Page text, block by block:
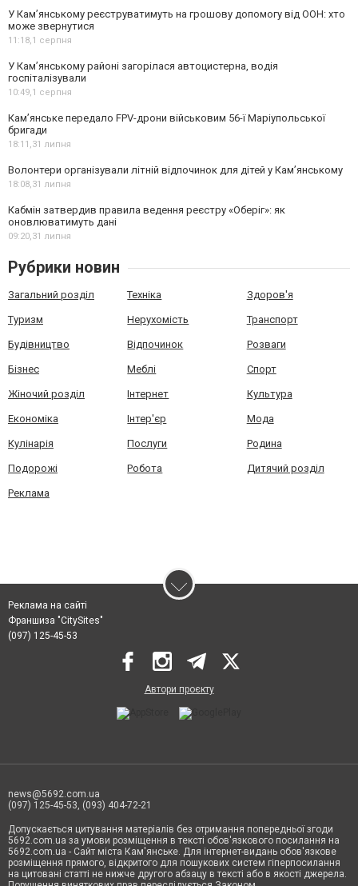
У Кам’янському реєструватимуть на грошову допомогу від ООН: хто
може звернутися
11:18,1 серпня
У Кам’янському районі загорілася автоцистерна, водія
госпіталізували
10:49,1 серпня
Кам’янське передало FPV-дрони військовим 56-ї Маріупольської
бригади
18:11,31 липня
Волонтери організували літній відпочинок для дітей у Кам’янському
18:08,31 липня
Кабмін затвердив правила ведення реєстру «Оберіг»: як
оновлюватимуть дані
09:20,31 липня
Рубрики новин
Загальний розділ Техніка Здоров'я
Туризм Нерухомість Транспорт
Будівництво Відпочинок Розваги
Бізнес Меблі Спорт
Жіночий розділ Інтернет Культура
Економіка Інтер'єр Мода
Кулінарія Послуги Родина
Подорожі Робота Дитячий розділ
Реклама
Реклама на сайті
Франшиза "CitySites"
(097) 125-45-53
Автори проєкту
news@5692.com.ua
(097) 125-45-53, (093) 404-72-21
Допускається цитування матеріалів без отримання попередньої згоди
5692.com.ua за умови розміщення в тексті обов'язкового посилання на
5692.com.ua - Сайт міста Кам'янське. Для інтернет-видань обов'язкове
розміщення прямого, відкритого для пошукових систем гіперпосилання
на цитовані статті не нижче другого абзацу в тексті або в якості джерела.